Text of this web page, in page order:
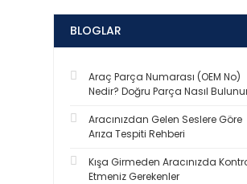
BLOGLAR
Araç Parça Numarası (OEM No)
Nedir? Doğru Parça Nasıl
Aracınızdan Gelen Seslere Göre
Arıza Tespiti Rehberi
Kışa Girmeden Aracınızda
Etmeniz Gerekenler